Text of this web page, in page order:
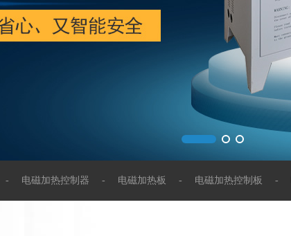
电磁感应加热控制板
感应加热电源配件
- 电磁加热控制器 - 电磁加热板 - 电磁加热控制板 -